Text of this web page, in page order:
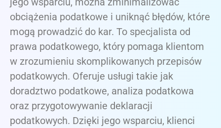
obciążenia podatkowe i uniknąć błędów, które
mogą prowadzić do kar. To specjalista od
prawa podatkowego, który pomaga klientom
w zrozumieniu skomplikowanych przepisów
podatkowych. Oferuje usługi takie jak
doradztwo podatkowe, analiza podatkowa
oraz przygotowywanie deklaracji
podatkowych. Dzięki jego wsparciu, klienci